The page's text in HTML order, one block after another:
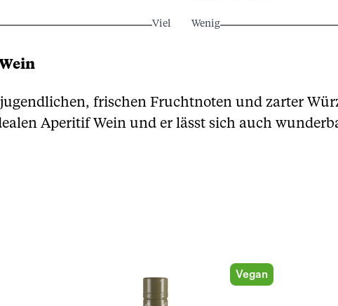
Viel Wenig
frischen Fruchtnoten und zarter
Aperitif Wein und er lässt sich auch
Vegan